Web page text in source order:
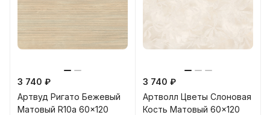
3 740 ₽
Артвуд Ригато Бежевый
Матовый R10a 60x120
3 740 ₽
Артволл Цветы Слоновая
Кость Матовый 60x120